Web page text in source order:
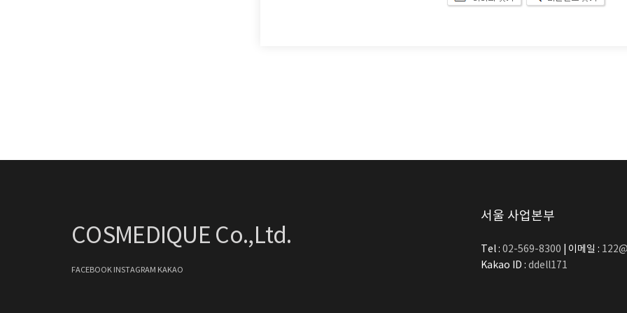
COSMEDIQUE Co.,Ltd.
FACEBOOK INSTAGRAM KAKAO
서울 사업본부
Tel : 02-569-8300 | 이메일 :
Kakao ID : ddell171